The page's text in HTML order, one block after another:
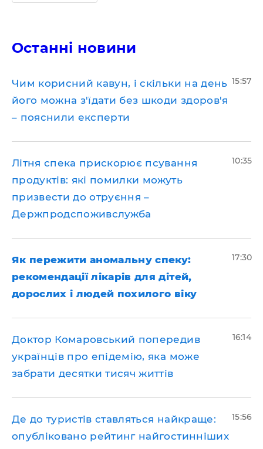
Останні новини
Чим корисний кавун, і скільки на день
його можна з'їдати без шкоди здоров'я
– пояснили експерти
15:57
Літня спека прискорює псування
продуктів: які помилки можуть
призвести до отруєння –
Держпродспоживслужба
10:35
Як пережити аномальну спеку:
рекомендації лікарів для дітей,
дорослих і людей похилого віку
17:30
Доктор Комаровський попередив
українців про епідемію, яка може
забрати десятки тисяч життів
16:14
Де до туристів ставляться найкраще:
опубліковано рейтинг найгостинніших
15:56